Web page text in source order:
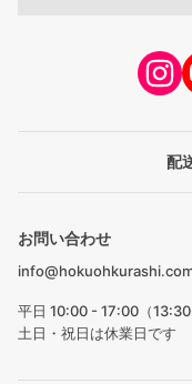
配
お問い合わせ
平日 10:00 - 17:00（
土日・祝日は休業日です